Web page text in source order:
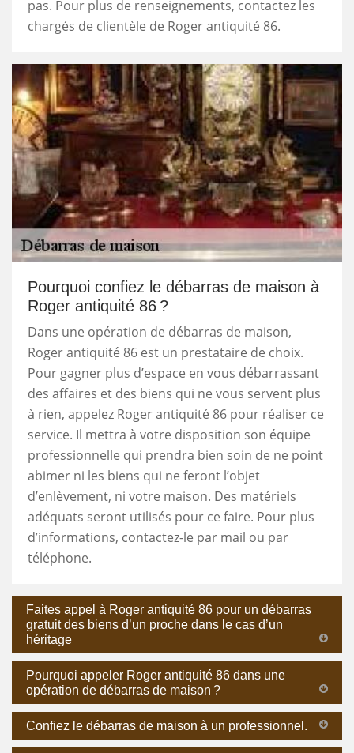
pas. Pour plus de renseignements, contactez les
chargés de clientèle de Roger antiquité 86.
Pourquoi confiez le débarras de maison à
Roger antiquité 86 ?
Dans une opération de débarras de maison,
Roger antiquité 86 est un prestataire de choix.
Pour gagner plus d’espace en vous débarrassant
des affaires et des biens qui ne vous servent plus
à rien, appelez Roger antiquité 86 pour réaliser ce
service. Il mettra à votre disposition son équipe
professionnelle qui prendra bien soin de ne point
abimer ni les biens qui ne feront l’objet
d’enlèvement, ni votre maison. Des matériels
adéquats seront utilisés pour ce faire. Pour plus
d’informations, contactez-le par mail ou par
téléphone.
Faites appel à Roger antiquité 86 pour un débarras
gratuit des biens d’un proche dans le cas d’un
héritage
Pourquoi appeler Roger antiquité 86 dans une
opération de débarras de maison ?
Confiez le débarras de maison à un professionnel.